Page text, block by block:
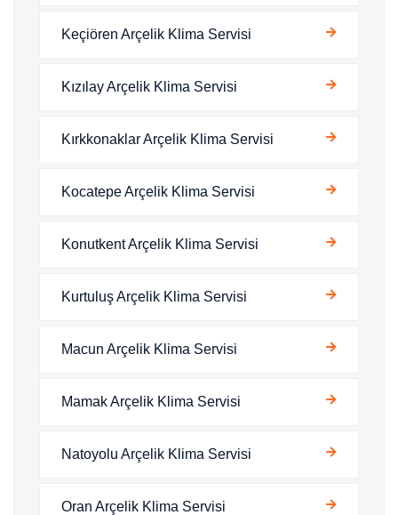
Keçiören Arçelik Klima Servisi
Kızılay Arçelik Klima Servisi
Kırkkonaklar Arçelik Klima Servisi
Kocatepe Arçelik Klima Servisi
Konutkent Arçelik Klima Servisi
Kurtuluş Arçelik Klima Servisi
Macun Arçelik Klima Servisi
Mamak Arçelik Klima Servisi
Natoyolu Arçelik Klima Servisi
Oran Arçelik Klima Servisi